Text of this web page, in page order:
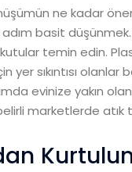
ne kadar
basit düşünmek.
temin edin.
yer sıkıntısı
evinize yakın
marketlerde atık